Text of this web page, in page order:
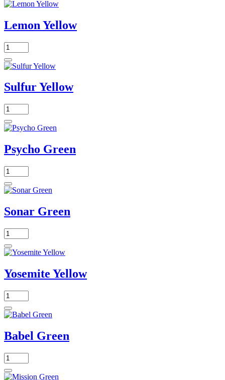
Lemon Yellow
Sulfur Yellow
Psycho Green
Sonar Green
Yosemite Yellow
Babel Green